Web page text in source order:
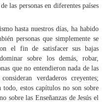
las personas en diferentes países
hasta nuestros días, ha habido
personas que simplemente se
el fin de satisfacer sus bajas
sobre los demás, robar,
que no entendieron nada de las
verdaderos creyentes;
estos capítulos no son sobre
sobre las Enseñanzas de Jesús el